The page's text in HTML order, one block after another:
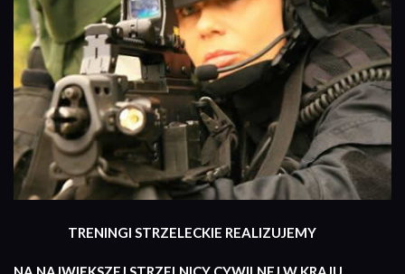
TRENINGI STRZELECKIE REALIZUJEMY